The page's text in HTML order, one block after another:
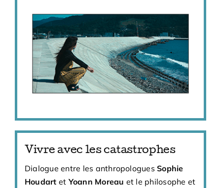
Vivre avec les catastrophes
Dialogue entre les anthropologuesSophie
Houdart et Yoann Moreau et le philosophe et